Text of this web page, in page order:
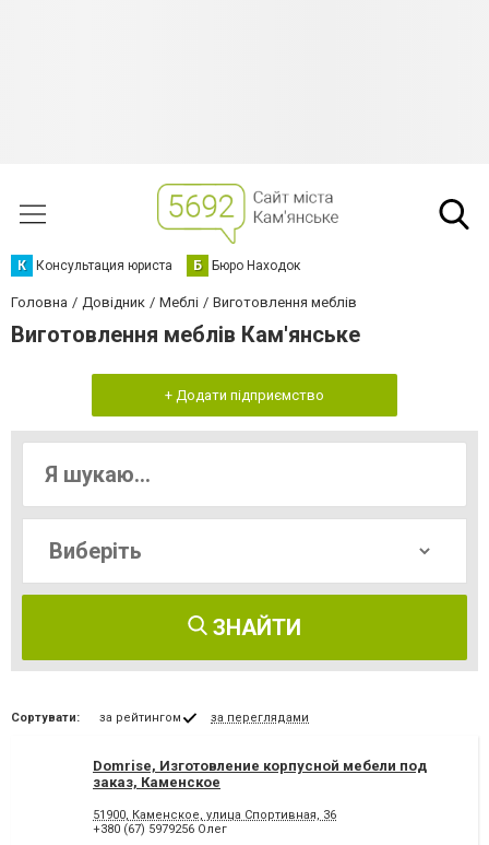
К Консультация юриста Б Бюро Находок
Головна Довідник Меблі Виготовлення меблів
Виготовлення меблів Кам'янське
+ Додати підприємство
ЗНАЙТИ
Сортувати: за рейтингом за переглядами
Domrise, Изготовление корпусной мебели под
заказ, Каменское
51900, Каменское, улица Спортивная, 36
+380 (67) 5979256 Олег